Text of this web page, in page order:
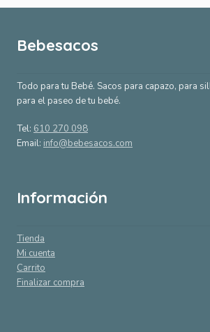
Bebesacos
Todo para tu Bebé. Sacos para capazo, para
para el paseo de tu bebé.
Tel: 610 270 098
Email: info@bebesacos.com
Información
Tienda
Mi cuenta
Carrito
Finalizar compra